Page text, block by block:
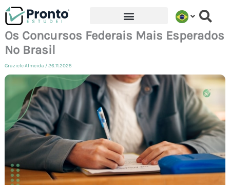
para
conteúdo
Os Concursos Federais Mais Esperados
No Brasil
Graziele Almeida /26.11.2025